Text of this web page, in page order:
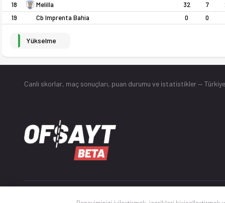
18
Melilla 32 7
19
Cb Imprenta Bahia 0 0
Yükselme
Canlı skorlar, maç sonuçları, puan durumu ve istatistikler —